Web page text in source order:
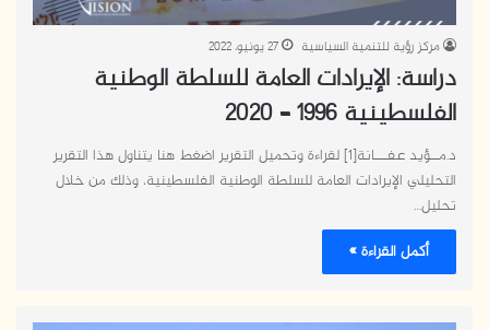
مركز رؤية للتنمية السياسية 27 يونيو، 2022
دراسة: الإيرادات العامة للسلطة الوطنية
الفلسطينية 1996 – 2020
د.مــؤيد عفـــانة[1] لقراءة وتحميل التقرير اضغط هنا يتناول هذا التقرير
التحليلي الإيرادات العامة للسلطة الوطنية الفلسطينية، وذلك من خلال
تحليل…
أكمل القراءة »